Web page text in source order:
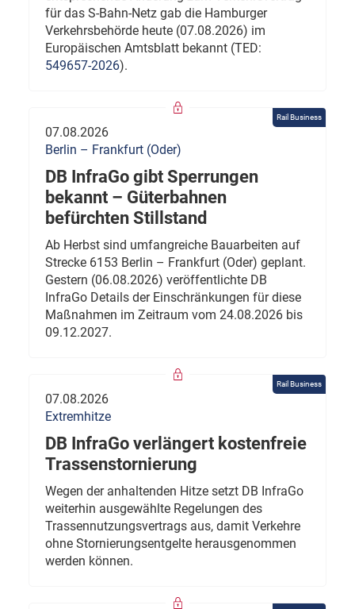
für das S-Bahn-Netz gab die Hamburger
Verkehrsbehörde heute (07.08.2026) im
Europäischen Amtsblatt bekannt (TED:
549657-2026).
Rail Business
07.08.2026
Berlin – Frankfurt (Oder)
DB InfraGo gibt Sperrungen
bekannt – Güterbahnen
befürchten Stillstand
Ab Herbst sind umfangreiche Bauarbeiten auf
Strecke 6153 Berlin – Frankfurt (Oder) geplant.
Gestern (06.08.2026) veröffentlichte DB
InfraGo Details der Einschränkungen für diese
Maßnahmen im Zeitraum vom 24.08.2026 bis
09.12.2027.
Rail Business
07.08.2026
Extremhitze
DB InfraGo verlängert kostenfreie
Trassenstornierung
Wegen der anhaltenden Hitze setzt DB InfraGo
weiterhin ausgewählte Regelungen des
Trassennutzungsvertrags aus, damit Verkehre
ohne Stornierungsentgelte herausgenommen
werden können.